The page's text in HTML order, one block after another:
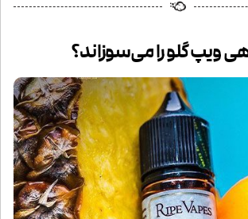
ویپ گلو را می‌سوزاند؟